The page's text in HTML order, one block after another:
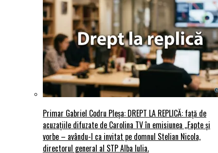
Primar Gabriel Codru Pleșa: DREPT LA REPLICĂ: față de
acuzațiile difuzate de Carolina TV în emisiunea ,,Fapte și
vorbe – avându-l ca invitat pe domnul Stelian Nicola,
directorul general al STP Alba Iulia.